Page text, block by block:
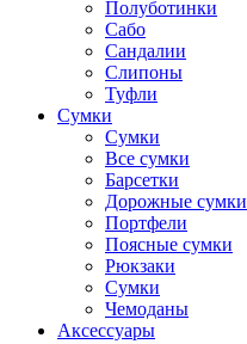
Полуботинки
Сабо
Сандалии
Слипоны
Туфли
Сумки
Сумки
Все сумки
Барсетки
Дорожные сумки
Портфели
Поясные сумки
Рюкзаки
Сумки
Чемоданы
Аксессуары